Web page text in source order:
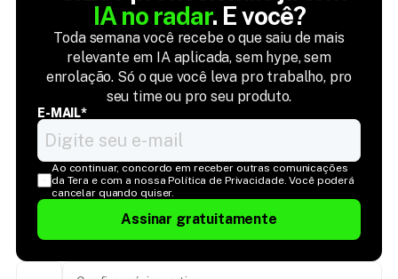
IA no radar. E você?
Toda semana você recebe o que saiu de mais
relevante em IA aplicada, sem hype, sem
enrolação. Só o que você leva pro trabalho, pro
seu time ou pro seu produto.
E-MAIL*
Ao continuar, concordo em receber outras comunicações
da Tera e com a nossa Política de Privacidade. Você poderá
cancelar quando quiser.
Assinar gratuitamente